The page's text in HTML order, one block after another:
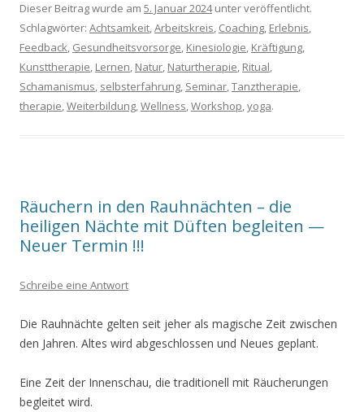
Dieser Beitrag wurde am 5. Januar 2024unter veröffentlicht.
Schlagwörter: Achtsamkeit,Arbeitskreis, Coaching, Erlebnis,
Feedback, Gesundheitsvorsorge, Kinesiologie, Kräftigung,
Kunsttherapie, Lernen, Natur, Naturtherapie, Ritual,
Schamanismus, selbsterfahrung, Seminar,Tanztherapie,
therapie,Weiterbildung,Wellness,Workshop,yoga.
Räuchern in den Rauhnächten – die
heiligen Nächte mit Düften begleiten —
Neuer Termin !!!
Schreibe eine Antwort
Die Rauhnächte gelten seit jeher als magische Zeit zwischen
den Jahren. Altes wird abgeschlossen und Neues geplant.
Eine Zeit der Innenschau, die traditionell mit Räucherungen
begleitet wird.